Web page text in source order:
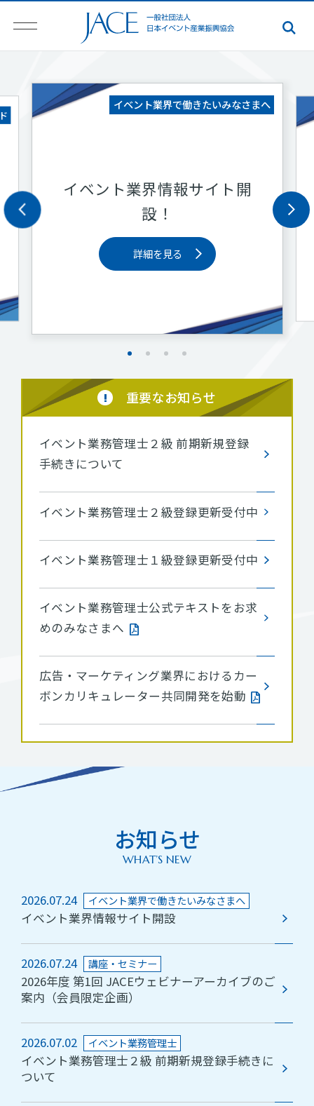
講座・セミナー
第12回JACEイベントアワ
ード
受賞作品プレゼンテーショ
ン
重要なお知らせ
イベント業務管理士２級 前期新規登録
手続きについて
イベント業務管理士２級登録更新受付中
イベント業務管理士１級登録更新受付中
イベント業務管理士公式テキストをお求
めのみなさまへ
広告・マーケティング業界におけるカー
ボンカリキュレーター共同開発を始動
お知らせ
WHAT’S NEW
2026.07.24 イベント業界で働きたいみなさまへ
イベント業界情報サイト開設
2026.07.24 講座・セミナー
2026年度 第1回 JACEウェビナーアーカイブのご
案内（会員限定企画）
2026.07.02 イベント業務管理士
イベント業務管理士２級 前期新規登録手続きに
ついて